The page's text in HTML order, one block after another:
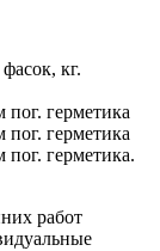
кг.
герметика
герметика
герметика.
работ